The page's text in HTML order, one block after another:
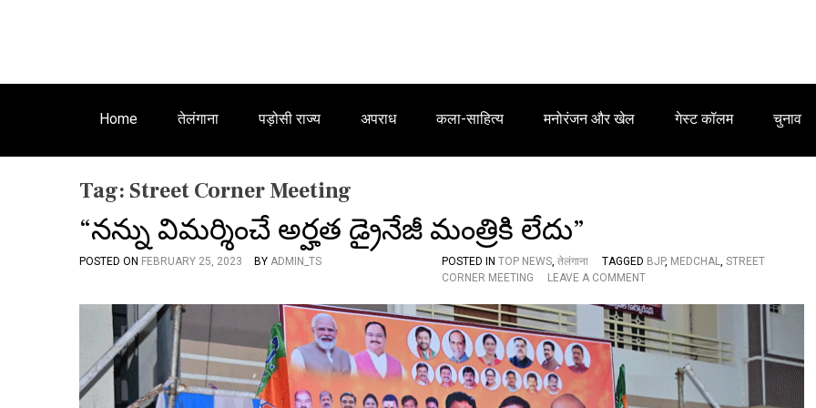
Home तेलंगाना पड़ोसी राज्य अपराध कला-साहित्य मनोरंजन और खेल गेस्ट कॉलम चुनाव
Tag: Street Corner Meeting
“నన్ను విమర్శించే అర్హత డ్రైనేజీ మంత్రికి లేదు”
POSTED ON FEBRUARY 25, 2023 BY ADMIN_TS POSTED IN TOP NEWS, तेलंगाना TAGGED BJP, MEDCHAL, STREET
CORNER MEETING
LEAVE A COMMENTO
“
న
న్ను